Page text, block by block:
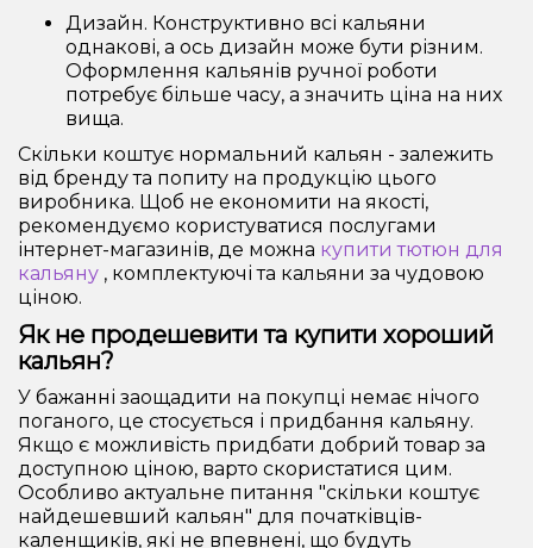
Дизайн. Конструктивно всі кальяни
однакові, а ось дизайн може бути різним.
Оформлення кальянів ручної роботи
потребує більше часу, а значить ціна на них
вища.
Скільки коштує нормальний кальян - залежить
від бренду та попиту на продукцію цього
виробника. Щоб не економити на якості,
рекомендуємо користуватися послугами
інтернет-магазинів, де можна купити тютюн для
кальяну , комплектуючі та кальяни за чудовою
ціною.
Як не продешевити та купити хороший
кальян?
У бажанні заощадити на покупці немає нічого
поганого, це стосується і придбання кальяну.
Якщо є можливість придбати добрий товар за
доступною ціною, варто скористатися цим.
Особливо актуальне питання "скільки коштує
найдешевший кальян" для початківців-
каленщиків, які не впевнені, що будуть